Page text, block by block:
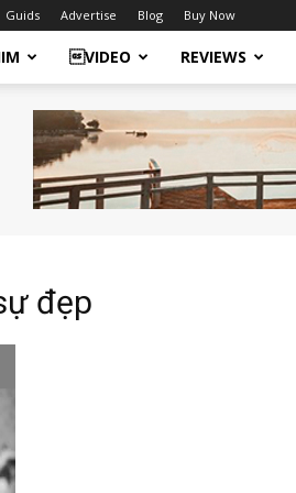
Guids Advertise Blog Buy Now
VIDEO REVIEWS
đẹp